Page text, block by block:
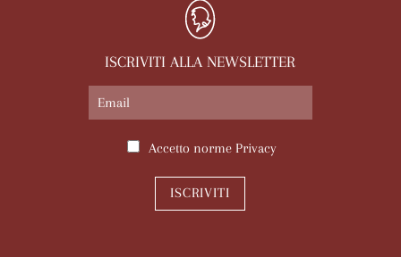
ISCRIVITI ALLA NEWSLETTER
Accetto norme Privacy
ISCRIVITI